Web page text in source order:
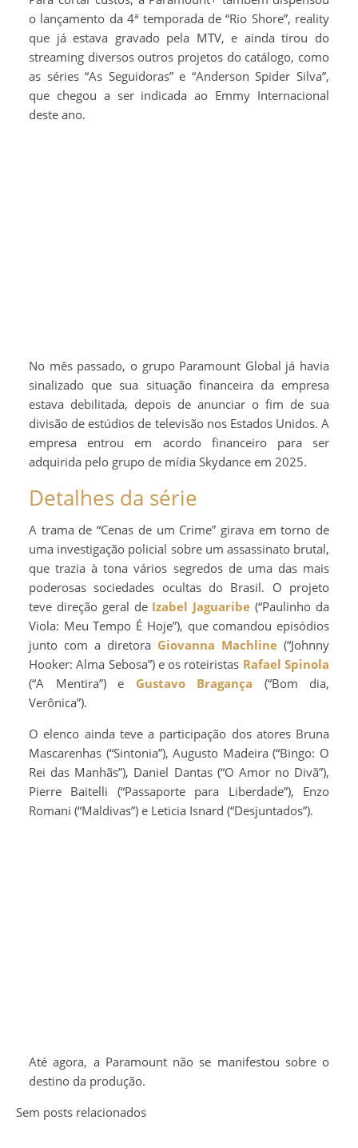
o lançamento da 4ª temporada de “Rio Shore”, reality
que já estava gravado pela MTV, e ainda tirou do
streaming diversos outros projetos do catálogo, como
as séries “As Seguidoras” e “Anderson Spider Silva”,
que chegou a ser indicada ao Emmy Internacional
deste ano.
No mês passado, o grupo Paramount Global já havia
sinalizado que sua situação financeira da empresa
estava debilitada, depois de anunciar o fim de sua
divisão de estúdios de televisão nos Estados Unidos. A
empresa entrou em acordo financeiro para ser
adquirida pelo grupo de mídia Skydance em 2025.
Detalhes da série
A trama de “Cenas de um Crime” girava em torno de
uma investigação policial sobre um assassinato brutal,
que trazia à tona vários segredos de uma das mais
poderosas sociedades ocultas do Brasil. O projeto
teve direção geral de Izabel Jaguaribe (“Paulinho da
Viola: Meu Tempo É Hoje”), que comandou episódios
junto com a diretora Giovanna Machline (“Johnny
Hooker: Alma Sebosa”) e os roteiristas Rafael Spinola
(“A Mentira”) e Gustavo Bragança (“Bom dia,
Verônica”).
O elenco ainda teve a participação dos atores Bruna
Mascarenhas (“Sintonia”), Augusto Madeira (“Bingo: O
Rei das Manhãs”), Daniel Dantas (“O Amor no Divã”),
Pierre Baitelli (“Passaporte para Liberdade”), Enzo
Romani (“Maldivas”) e Leticia Isnard (“Desjuntados”).
Até agora, a Paramount não se manifestou sobre o
destino da produção.
Sem posts relacionados